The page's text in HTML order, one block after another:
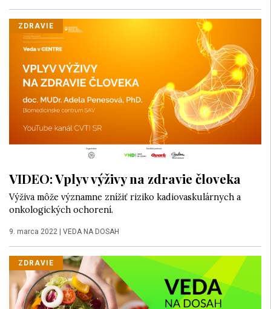
ZDRAVIE
VIDEO: Vplyv výživy na zdravie človeka
Výživa môže významne znížiť riziko kadiovaskulárnych a
onkologických ochorení.
9. marca 2022 | VEDA NA DOSAH
ZDRAVIE